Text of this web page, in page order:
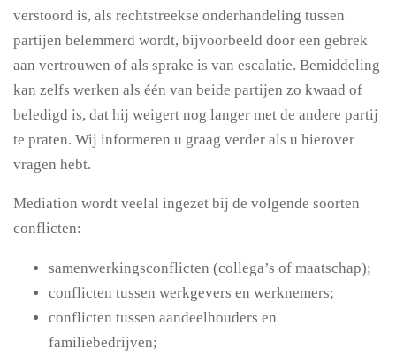
verstoord is, als rechtstreekse onderhandeling tussen
partijen belemmerd wordt, bijvoorbeeld door een gebrek
aan vertrouwen of als sprake is van escalatie. Bemiddeling
kan zelfs werken als één van beide partijen zo kwaad of
beledigd is, dat hij weigert nog langer met de andere partij
te praten. Wij informeren u graag verder als u hierover
vragen hebt.
Mediation wordt veelal ingezet bij de volgende soorten
conflicten:
samenwerkingsconflicten (collega’s of maatschap);
conflicten tussen werkgevers en werknemers;
conflicten tussen aandeelhouders en
familiebedrijven;